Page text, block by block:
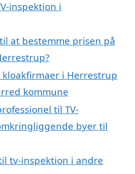
inspektion i
at bestemme prisen på
i Herrestrup
kommune
til TV-
byer til
tv-inspektion i andre